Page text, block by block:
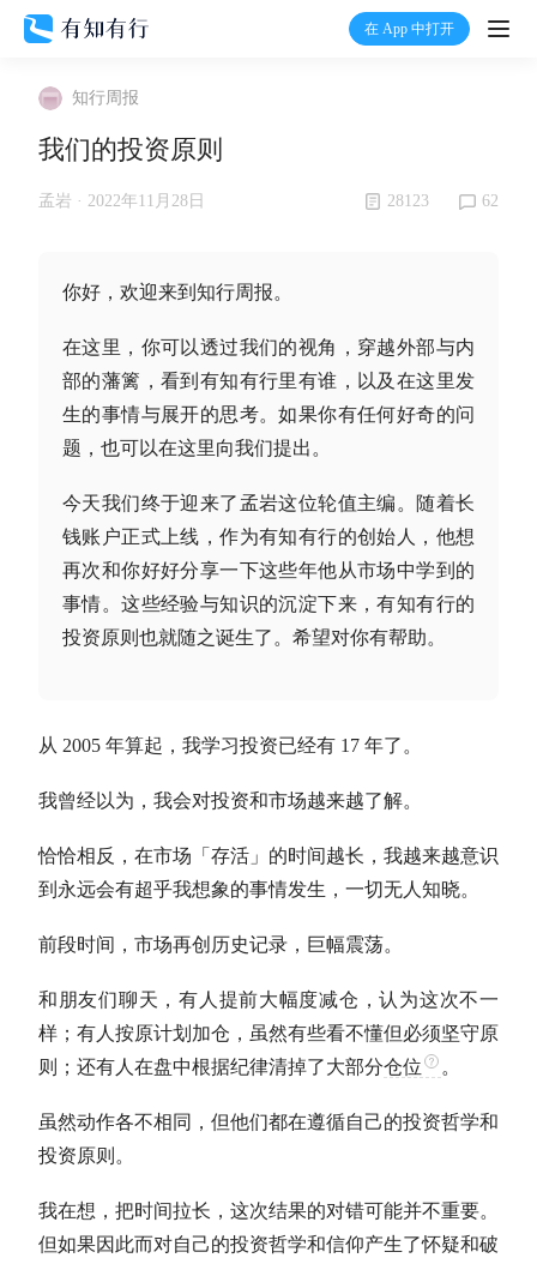
在 App 中打开
打
温度计
加入我们
知行周报
我们的投资原则
孟岩 · 2022年11月28日 28123 62
你好，欢迎来到知行周报。
在这里，你可以透过我们的视角，穿越外部与内
部的藩篱，看到有知有行里有谁，以及在这里发
生的事情与展开的思考。如果你有任何好奇的问
题，也可以在这里向我们提出。
今天我们终于迎来了孟岩这位轮值主编。随着长
钱账户正式上线，作为有知有行的创始人，他想
再次和你好好分享一下这些年他从市场中学到的
事情。这些经验与知识的沉淀下来，有知有行的
投资原则也就随之诞生了。希望对你有帮助。
从 2005 年算起，我学习投资已经有 17 年了。
我曾经以为，我会对投资和市场越来越了解。
恰恰相反，在市场「存活」的时间越长，我越来越意识
到永远会有超乎我想象的事情发生，一切无人知晓。
前段时间，市场再创历史记录，巨幅震荡。
和朋友们聊天，有人提前大幅度减仓，认为这次不一
样；有人按原计划加仓，虽然有些看不懂但必须坚守原
则；还有人在盘中根据纪律清掉了大部分仓位 。
虽然动作各不相同，但他们都在遵循自己的投资哲学和
投资原则。
我在想，把时间拉长，这次结果的对错可能并不重要。
但如果因此而对自己的投资哲学和信仰产生了怀疑和破